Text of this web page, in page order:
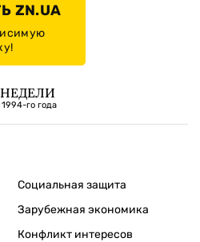
ZN.UA
го года
Социальная защита
Зарубежная экономика
Конфликт интересов